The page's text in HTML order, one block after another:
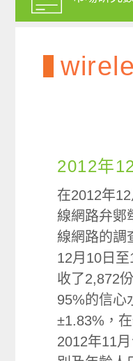
2012年
在2012年
線網路弁鄋
線網路的調
12月10日至
收了2,872
95%的信心
±1.83%，
2012年11